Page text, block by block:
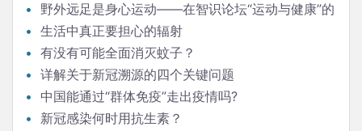
野外远足是身心运动——在智识论坛“运动与健康”的
发言生活中真正要担心的辐射
有没有可能全面消灭蚊子？
详解关于新冠溯源的四个关键问题
中国能通过“群体免疫”走出疫情吗?
新冠感染何时用抗生素？